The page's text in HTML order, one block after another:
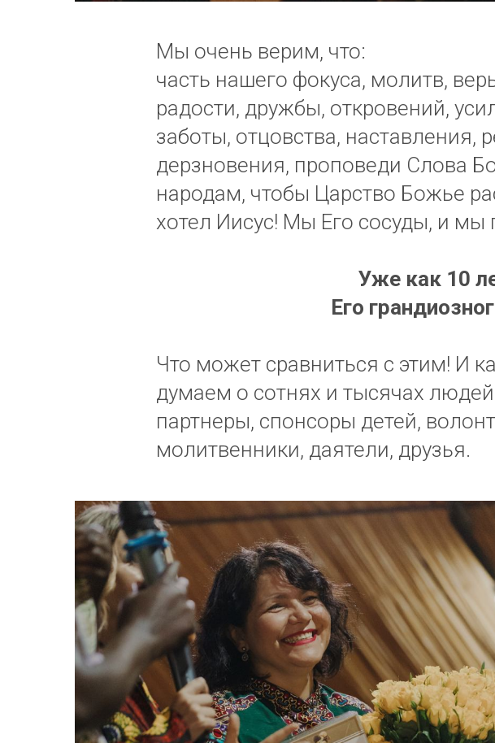
Мы очень верим, что:
часть нашего фокуса, молитв,
радости, дружбы, откровений,
заботы, отцовства, наставления,
дерзновения, проповеди Слова
народам, чтобы Царство Божье
хотел Иисус! Мы Его сосуды, и мы
Уже как 10
Его
Что может сравниться с этим! И
думаем о сотнях и тысячах
партнеры, спонсоры детей,
молитвенники, даятели, друзья.